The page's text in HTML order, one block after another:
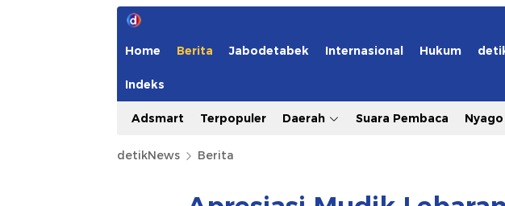
Home Berita Jabodetabek Internasional Hukum
Indeks
Adsmart Terpopuler Daerah Suara Pembaca
detikNews Berita